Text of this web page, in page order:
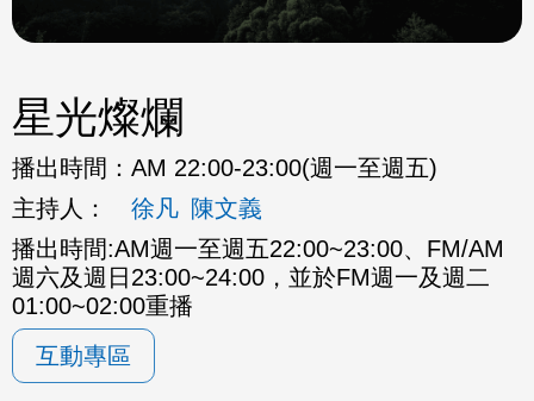
星光燦爛
播出時間： AM 22:00-23:00(週一至週五)
主持人：
徐凡 陳文義
播出時間:AM週一至週五22:00~23:00、FM/AM
週六及週日23:00~24:00，並於FM週一及週二
01:00~02:00重播
互動專區